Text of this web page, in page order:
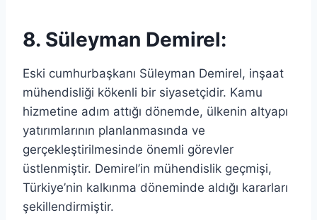
8. Süleyman Demirel:
Eski cumhurbaşkanı Süleyman Demirel, inşaat
mühendisliği kökenli bir siyasetçidir. Kamu
hizmetine adım attığı dönemde, ülkenin altyapı
yatırımlarının planlanmasında ve
gerçekleştirilmesinde önemli görevler
üstlenmiştir. Demirel’in mühendislik geçmişi,
Türkiye’nin kalkınma döneminde aldığı kararları
şekillendirmiştir.